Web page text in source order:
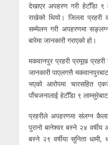
देखाएर अपहरण गरी हेटौँडा ९
राखेको थियो। जिल्ला
सम्मेलन गरी अपहरणमा
बारेमा जानकारी गराएको हो।
मकवानपुर प्रहरी प्रमूख
जानकारी पाएलगत्तै
भएको आरोपमा चारसहित
पाँचजनालाई हेटौँडा ९
प्रहरीले अपहरणमा संलग्न
पुरानो बानेश्वर बस्ने २४
बस्ने २९ वर्षीया सुनिता